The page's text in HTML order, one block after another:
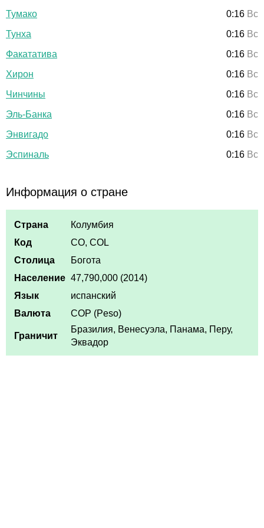
Тумако
0:16 Вс
Тунха
0:16 Вс
Факататива
0:16 Вс
Хирон
0:16 Вс
Чинчины
0:16 Вс
Эль-Банка
0:16 Вс
Энвигадо
0:16 Вс
Эспиналь
0:16 Вс
Информация о стране
Страна
Колумбия
Код
CO, COL
Столица
Богота
Население 47,790,000 (2014)
Язык
испанский
Валюта
COP (Peso)
Граничит
Бразилия, Венесуэла, Панама, Перу,
Эквадор